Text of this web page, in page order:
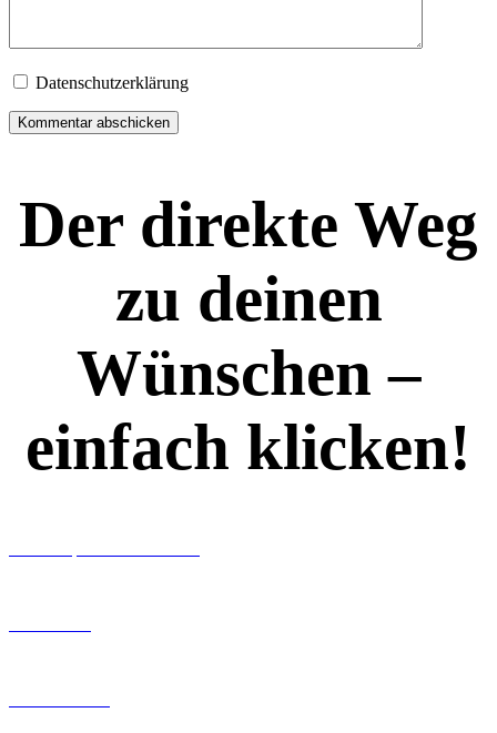
Datenschutzerklärung
Der direkte Weg
zu deinen
Wünschen –
einfach klicken!